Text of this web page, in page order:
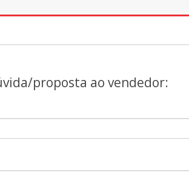
proposta ao vendedor: